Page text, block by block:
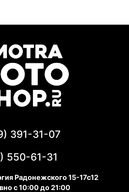
391-31-07
550-61-31
Радонежского 15-17с12
с 10:00 до 21:00